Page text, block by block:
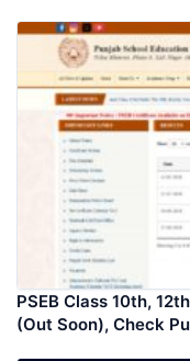
PSEB Class 10th,
(Out Soon), Check